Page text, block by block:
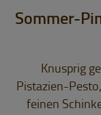
Sommer-
Knusprig
Pistazien-
feinen